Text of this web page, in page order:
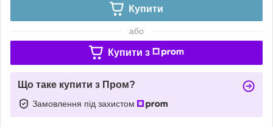
Купити
або
Купити з
Що таке купити з Пром?
Замовлення під захистом